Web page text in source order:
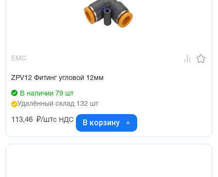
EMC
ZPV12 Фитинг угловой 12мм
В наличии 79 шт
Удалённый склад 132 шт
113,46 ₽/штс НДС В корзину